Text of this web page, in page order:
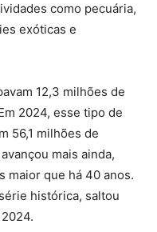
como pecuária,
exóticas e
12,3 milhões de
2024, esse tipo de
56,1 milhões de
mais ainda,
maior que há 40 anos.
histórica, saltou